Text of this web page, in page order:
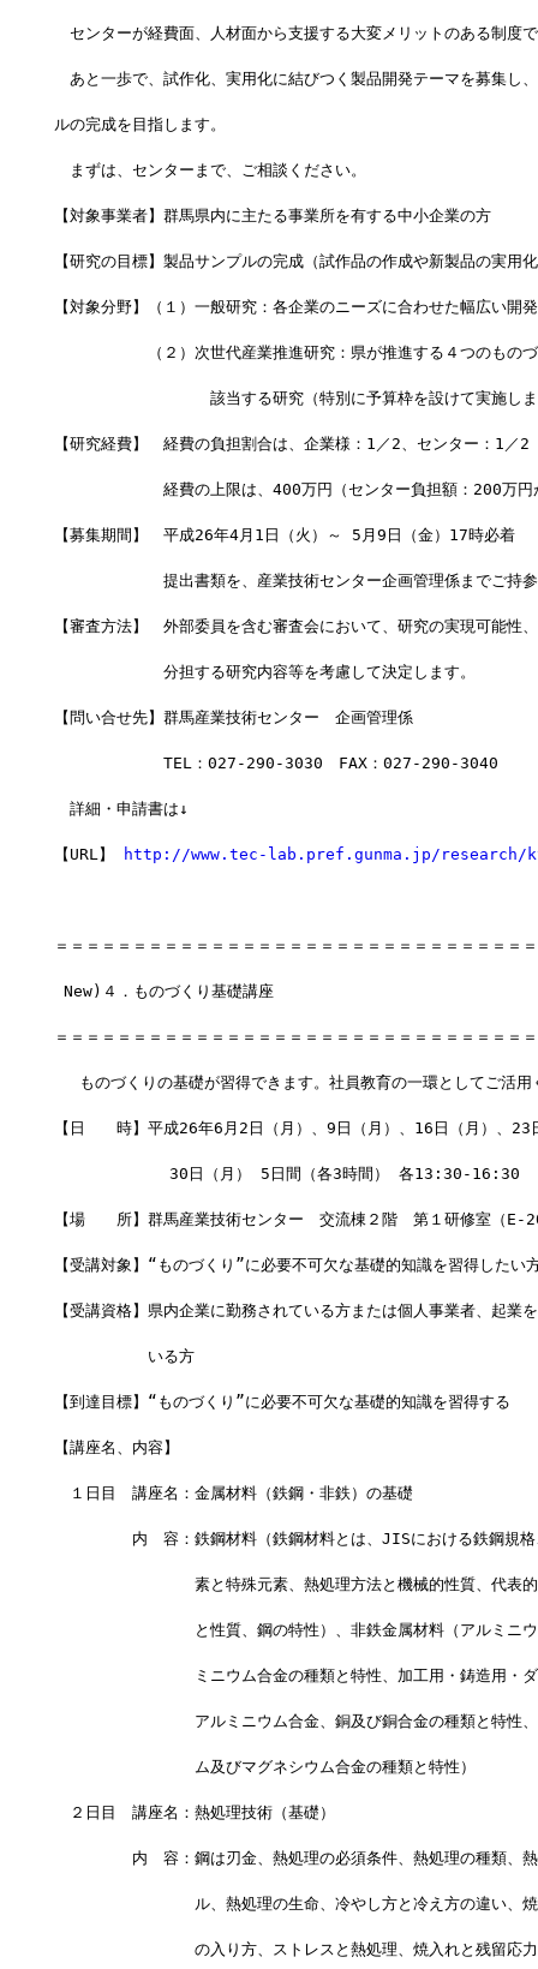
センターが経費面、人材面から支援する大変メリットのある制度
あと一歩で、試作化、実用化に結びつく製品開発テーマを募集し
ルの完成を目指します。
まずは、センターまで、ご相談ください。
【対象事業者】群馬県内に主たる事業所を有する中小企業の方
【研究の目標】製品サンプルの完成（試作品の作成や新製品の実用
【対象分野】（１）一般研究：各企業のニーズに合わせた幅広い開
（２）次世代産業推進研究：県が推進する４つのものづ
該当する研究（特別に予算枠を設けて実施しま
【研究経費】　経費の負担割合は、企業様：1／2、センター：1／2
経費の上限は、400万円（センター負担額：200万円
【募集期間】　平成26年4月1日（火）～ 5月9日（金）17時必着
提出書類を、産業技術センター企画管理係までご持参
【審査方法】　外部委員を含む審査会において、研究の実現可能性
分担する研究内容等を考慮して決定します。
【問い合せ先】群馬産業技術センター　企画管理係
TEL：027-290-3030　FAX：027-290-3040
詳細・申請書は↓
【URL】 http://www.tec-lab.pref.gunma.jp/research/
＝＝＝＝＝＝＝＝＝＝＝＝＝＝＝＝＝＝＝＝＝＝＝＝＝＝＝＝＝＝
New)４．ものづくり基礎講座
＝＝＝＝＝＝＝＝＝＝＝＝＝＝＝＝＝＝＝＝＝＝＝＝＝＝＝＝＝＝
ものづくりの基礎が習得できます。社員教育の一環としてご活
【日　　時】平成26年6月2日（月）、9日（月）、16日（月）、23
            30日（月） 5日間（各3時間） 各13:30-16:30
【場　　所】群馬産業技術センター　交流棟２階　第１研修室（E-
【受講対象】“ものづくり”に必要不可欠な基礎的知識を習得したい
【受講資格】県内企業に勤務されている方または個人事業者、起業
いる方
【到達目標】“ものづくり”に必要不可欠な基礎的知識を習得する
【講座名、内容】
１日目　講座名：金属材料（鉄鋼・非鉄）の基礎
内　容：鉄鋼材料（鉄鋼材料とは、JISにおける鉄鋼規格
素と特殊元素、熱処理方法と機械的性質、代表的
と性質、鋼の特性）、非鉄金属材料（アルミニウ
ミニウム合金の種類と特性、加工用・鋳造用・ダ
アルミニウム合金、銅及び銅合金の種類と特性、
ム及びマグネシウム合金の種類と特性）
２日目　講座名：熱処理技術（基礎）
内　容：鋼は刃金、熱処理の必須条件、熱処理の種類、熱
ル、熱処理の生命、冷やし方と冷え方の違い、焼
の入り方、ストレスと熱処理、焼入れと残留応力